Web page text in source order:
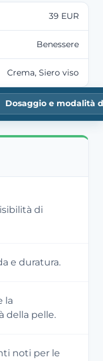
39 EUR
Benessere
Crema, Siero viso
Dosaggio e modalità
di
e duratura.
la
della pelle.
noti per le